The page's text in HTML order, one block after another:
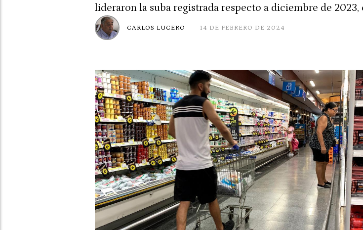
lideraron la suba registrada respecto a diciembre de
14 DE FEBRERO DE 2024
CARLOS LUCERO